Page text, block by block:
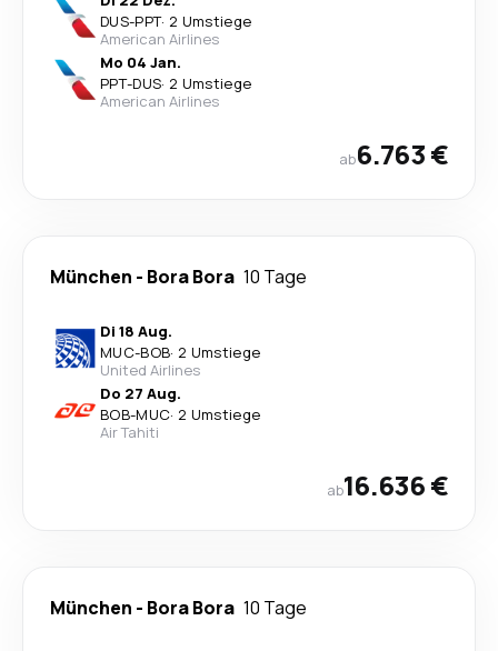
DUS-PPT· 2 Umstiege
American Airlines
Mo 04 Jan.
PPT-DUS· 2 Umstiege
American Airlines
ab6.763 €
München - Bora Bora 10 Tage
Di 18 Aug.
MUC-BOB· 2 Umstiege
United Airlines
Do 27 Aug.
BOB-MUC· 2 Umstiege
Air Tahiti
ab16.636 €
München - Bora Bora 10 Tage